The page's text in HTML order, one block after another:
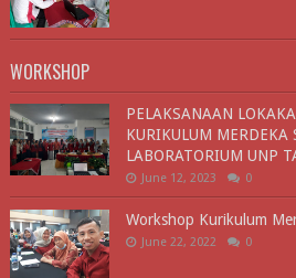
WORKSHOP
PELAKSANAAN
KURIKULUM MERDEKA
LABORATORIUM UNP
June 12, 2023 0
Workshop Kurikulum
June 22, 2022 0